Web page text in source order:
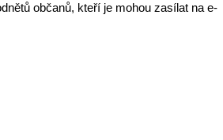
občanů, kteří je mohou zasílat na e-